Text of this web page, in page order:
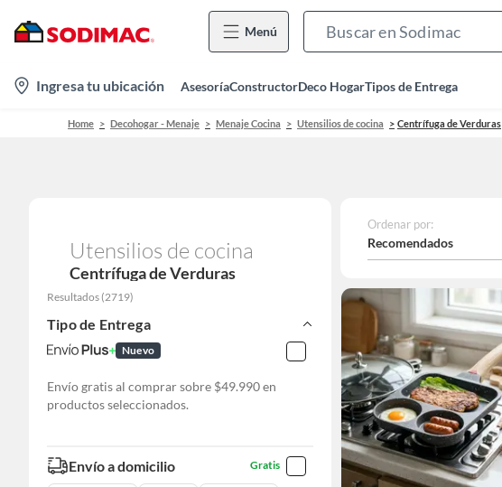
Menú
location-
icon
Ingresa tu ubicación AsesoríaConstructorDeco HogarTipos de Entrega
Home Decohogar - Menaje Menaje Cocina Utensilios de cocina Centrífuga de Verduras
Utensilios de cocina
Centrífuga de Verduras
Resultados (2719)
Tipo de Entrega
Nuevo
Envío gratis al comprar sobre $49.990 en
productos seleccionados.
Envío a domicilio Gratis
Ordenar por:
Recomendados